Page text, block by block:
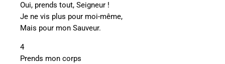
Oui, prends tout, Seigneur !
Je ne vis plus pour moi-même,
Mais pour mon Sauveur.
4
Prends mon corps